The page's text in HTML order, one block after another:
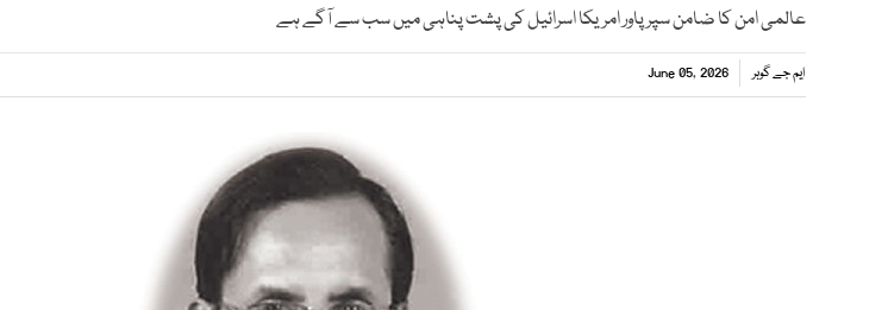
عالمی امن کا ضامن سپرپاور امریکا اسرائیل کی پشت پناہی میں سب سے آگے ہے
ایم جے گوہر June 05, 2026